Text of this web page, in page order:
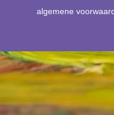
algemene